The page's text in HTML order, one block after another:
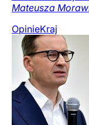
Mateusza
OpinieKraj